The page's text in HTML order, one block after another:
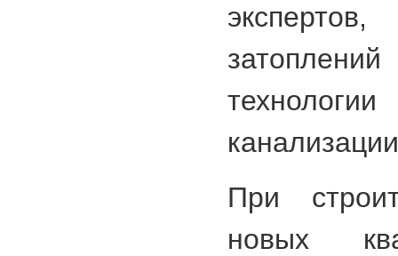
При
новых